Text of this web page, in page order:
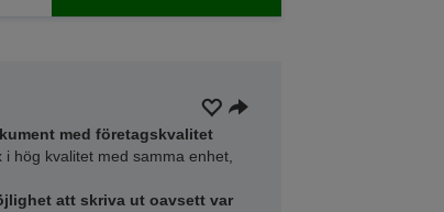
med företagskvalitet
hög kvalitet med samma enhet,
att skriva ut oavsett var